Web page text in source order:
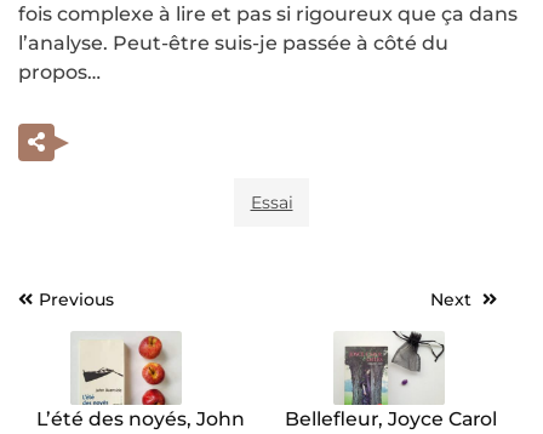
fois complexe à lire et pas si rigoureux que ça dans
l’analyse. Peut-être suis-je passée à côté du
propos…
Essai
Navigation
l’article
Previous
L’été des noyés, John
Next
Bellefleur, Joyce Carol